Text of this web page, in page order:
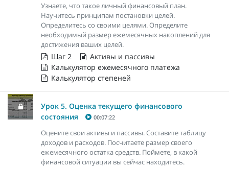
Узнаете, что такое личный финансовый план.
Научитесь принципам постановки целей.
Определитесь со своими целями. Определите
необходимый размер ежемесячных накоплений для
достижения ваших целей.
Шаг 2
Активы и пассивы
Калькулятор ежемесячного платежа
Калькулятор степеней
Урок 5. Оценка текущего финансового
состояния
00:07:22
Оцените свои активы и пассивы. Составите таблицу
доходов и расходов. Посчитаете размер своего
ежемесячного остатка средств. Поймете, в какой
финансовой ситуации вы сейчас находитесь.